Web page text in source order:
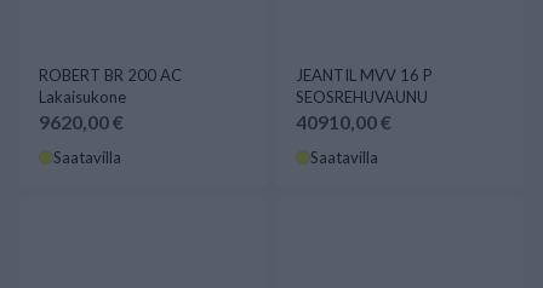
ROBERT BR 200 AC
Lakaisukone
9620,00 €
Saatavilla
JEANTIL MVV 16 P
SEOSREHUVAUNU
40910,00 €
Saatavilla